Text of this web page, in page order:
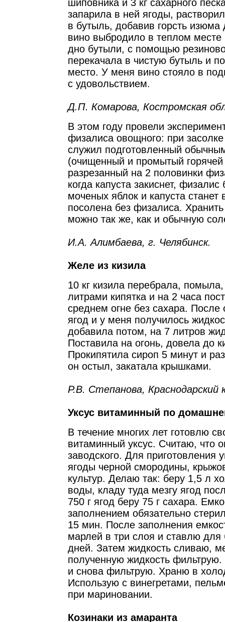
шиповника и 3 кг сахарного
запарила в ней ягоды,
в бутыль, добавив горсть
вино выбродило в теплом месте
дно бутыли, с помощью
перекачала в чистую бутыль и
место. У меня вино стояло в
с удовольствием.
Д.П. Комарова, Костромская
В этом году провели
физалиса овощного: при
служил подготовленный
(очищенный и промытый
разрезанный на 2 половинки
когда капуста закиснет, физалис
моченых яблок и капуста станет
посолена без физалиса. Хранить
можно так же, как и обычную
И.А. Алимбаева, г. Челябинск.
Желе из кизила
10 кг кизила перебрала,
литрами кипятка и на 2 часа
среднем огне без сахара. После
ягод и у меня получилось
добавила потом, на 7 литров
Поставила на огонь, довела до
Прокипятила сироп 5 минут и
он остыл, закатала крышками.
Р.В. Степанова, Краснодарский
Уксус витаминный по
В течение многих лет готовлю
витаминный уксус. Считаю, что
заводского. Для приготовления
ягоды черной смородины,
культур. Делаю так: беру 1,5 л
воды, кладу туда мезгу ягод
750 г ягод беру 75 г сахара.
заполнением обязательно
15 мин. После заполнения
марлей в три слоя и ставлю для
дней. Затем жидкость сливаю,
полученную жидкость фильтрую.
и снова фильтрую. Храню в
Использую с винегретами,
при мариновании.
Козинаки из амаранта